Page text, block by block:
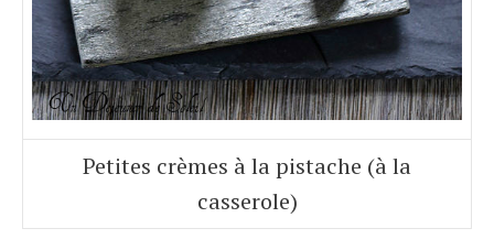
Petites crèmes à la pistache (à la
casserole)